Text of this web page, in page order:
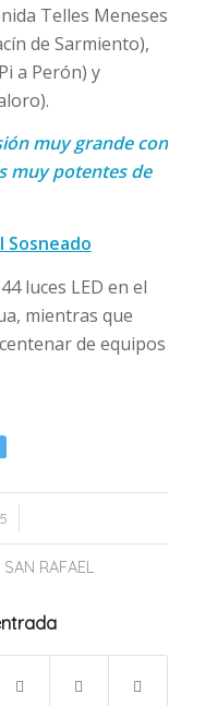
Telles Meneses
de Sarmiento),
a Perón) y
muy grande con
muy potentes de
Sosneado
luces LED en el
mientras que
de equipos
SAN RAFAEL